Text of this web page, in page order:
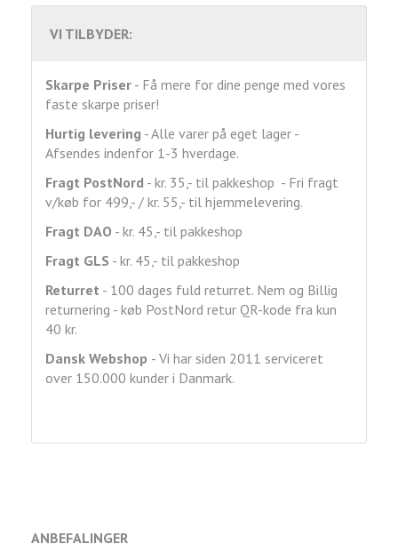
VI TILBYDER:
Skarpe Priser - Få mere for dine penge med vores
faste skarpe priser!
Hurtig levering - Alle varer på eget lager -
Afsendes indenfor 1-3 hverdage.
Fragt PostNord - kr. 35,- til pakkeshop - Fri fragt
v/køb for 499,- / kr. 55,- til hjemmelevering.
Fragt DAO - kr. 45,- til pakkeshop
Fragt GLS - kr. 45,- til pakkeshop
Returret - 100 dages fuld returret. Nem og Billig
returnering - køb PostNord retur QR-kode fra kun
40 kr.
Dansk Webshop - Vi har siden 2011 serviceret
over 150.000 kunder i Danmark.
ANBEFALINGER